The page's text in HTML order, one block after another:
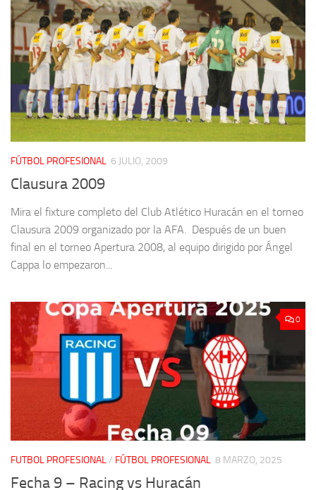
FÚTBOL PROFESIONAL 6 JULIO, 2009
Clausura 2009
Mira el fixture completo del Club Atlético Huracán en el torneo
Clausura 2009 organizado por la AFA. Después de un buen
final en el torneo Apertura 2008, al equipo dirigido por Ángel
Cappa lo empezaron...
0
FUTBOL PROFESIONAL/ FÚTBOL PROFESIONAL 8 MARZO, 2025
Fecha 9 – Racing vs Huracán